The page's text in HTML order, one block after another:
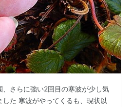
、さらに強い2回目の寒波が少し気
た 寒波がやってくるも、現状以